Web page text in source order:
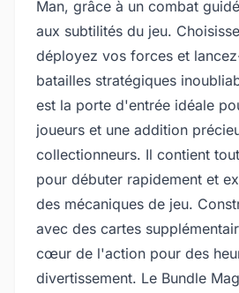
Man, grâce à un combat
aux subtilités du jeu.
déployez vos forces et
batailles stratégiques
est la porte d'entrée idéale
joueurs et une addition
collectionneurs. Il contient
pour débuter rapidement et
des mécaniques de jeu.
avec des cartes
cœur de l'action pour des
divertissement. Le Bundle